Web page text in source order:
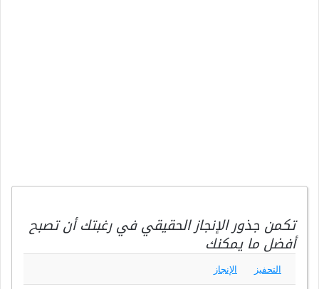
تكمن جذور الإنجاز الحقيقي في رغبتك أن تصبح
أفضل ما يمكنك
التحفيز الإنجاز